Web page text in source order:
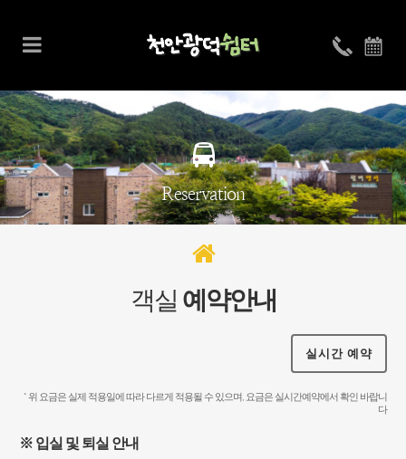
Reservation
객실 예약안내
실시간 예약
* 위 요금은 실제 적용일에 따라 다르게 적용될 수 있으며, 요금은 실시간예약에서 확인 바랍니
다
※ 입실 및 퇴실 안내